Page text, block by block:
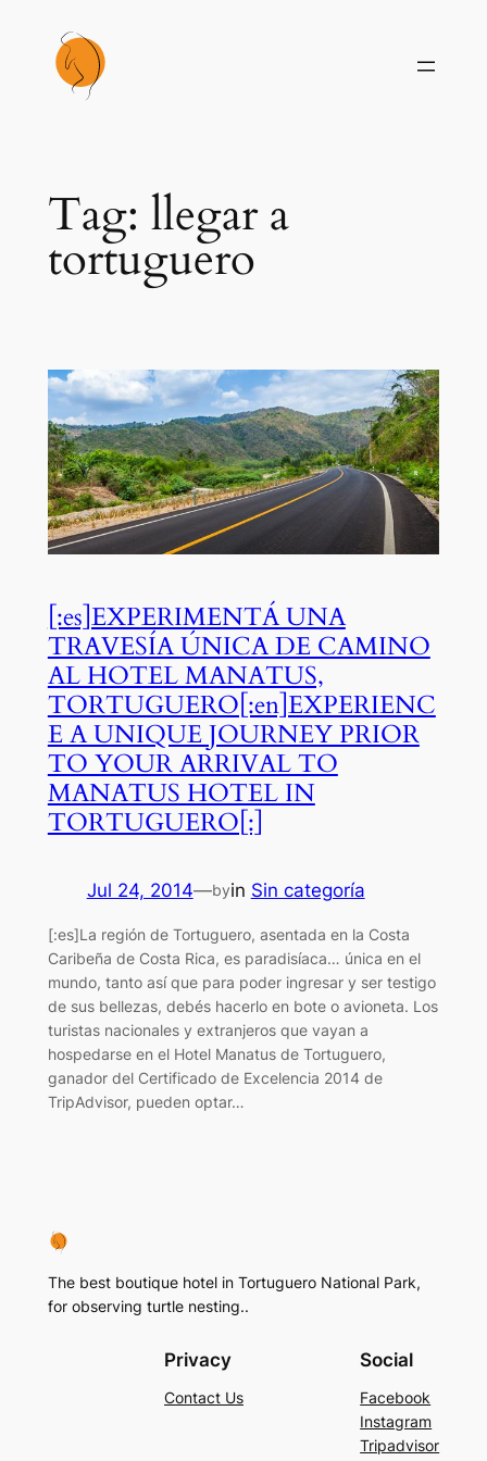
content
Tag: llegar a
tortuguero
[:es]EXPERIMENTÁ UNA
TRAVESÍA ÚNICA DE CAMINO
AL HOTEL MANATUS,
TORTUGUERO[:en]EXPERIENC
E A UNIQUE JOURNEY PRIOR
TO YOUR ARRIVAL TO
MANATUS HOTEL IN
TORTUGUERO[:]
Jul 24, 2014—byin Sin categoría
[:es]La región de Tortuguero, asentada en la Costa
Caribeña de Costa Rica, es paradisíaca… única en el
mundo, tanto así que para poder ingresar y ser testigo
de sus bellezas, debés hacerlo en bote o avioneta. Los
turistas nacionales y extranjeros que vayan a
hospedarse en el Hotel Manatus de Tortuguero,
ganador del Certificado de Excelencia 2014 de
TripAdvisor, pueden optar…
The best boutique hotel in Tortuguero National Park,
for observing turtle nesting..
Privacy
Contact Us
Social
Facebook
Instagram
Tripadvisor